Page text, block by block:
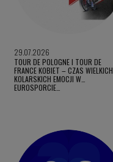
29.07.2026
TOUR DE POLOGNE I TOUR DE
FRANCE KOBIET – CZAS WIELKICH
KOLARSKICH EMOCJI W
EUROSPORCIE…